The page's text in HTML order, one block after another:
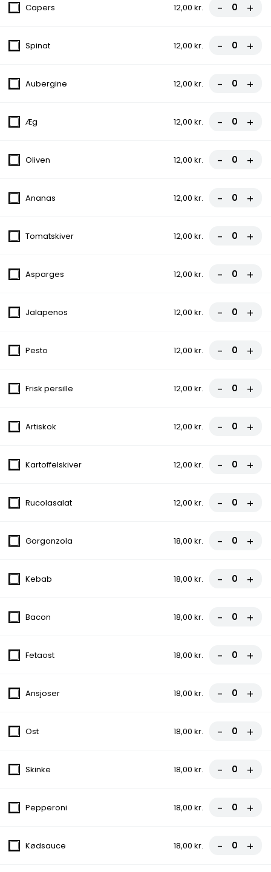
320,00 kr.
Pommes Frites
Frokost Tilbud 11-15
Burger Menu
fra 109,00 kr.
FROKOST - Pizza med vælgfrit
en topping
75,00 kr.
FROKOST - Grillet Hakket Bøf (300gr)
115,00 kr.
FROKOST - Kyllingefilet
99,00 kr.
Salat, Champignon, Brød
Brød, Salat, Ost
FROKOST - Spaghetti carbonara
109,00 kr.
FROKOST - Halv Kylling
99,00 kr.
FROKOST - Rødspættefilet
Salat
Capers 12,00 kr. - +
Spinat 12,00 kr. - +
Aubergine 12,00 kr. - +
Æg 12,00 kr. - +
Oliven 12,00 kr. - +
Ananas 12,00 kr. - +
Tomatskiver 12,00 kr. - +
Asparges 12,00 kr. - +
Jalapenos 12,00 kr. - +
Pesto 12,00 kr. - +
Frisk persille 12,00 kr. - +
Artiskok 12,00 kr. - +
Kartoffelskiver 12,00 kr. - +
Rucolasalat 12,00 kr. - +
Gorgonzola 18,00 kr. - +
Kebab 18,00 kr. - +
Bacon 18,00 kr. - +
Fetaost 18,00 kr. - +
Ansjoser 18,00 kr. - +
Ost 18,00 kr. - +
Skinke 18,00 kr. - +
Pepperoni 18,00 kr. - +
Kødsauce 18,00 kr. - +